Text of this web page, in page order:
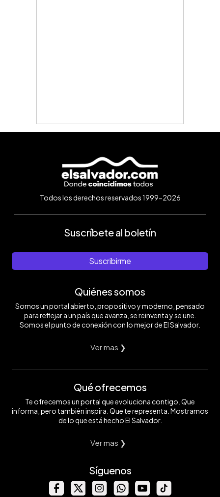
Todos los derechos reservados 1999-2026
Suscríbete al boletín
Suscribirme
Quiénes somos
Somos un portal abierto, propositivo y moderno, pensado
para reflejar a un país que avanza, se reinventa y se une.
Somos el punto de conexión con lo mejor de El Salvador.
Ver mas ❯
Qué ofrecemos
Te ofrecemos un portal que evoluciona contigo. Que
informa, pero también inspira. Que te representa. Mostramos
de lo que está hecho El Salvador.
Ver mas ❯
Síguenos